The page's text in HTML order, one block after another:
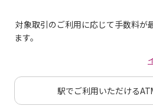
の引下げ
当
コ
ご
対象取引のご利用に応じて手数料が
ます。
駅でご利用いただける